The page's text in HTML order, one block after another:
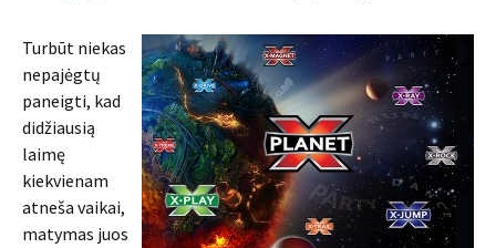
Turbūt niekas
nepajėgtų
paneigti, kad
didžiausią
laimę
kiekvienam
atneša vaikai,
matymas juos